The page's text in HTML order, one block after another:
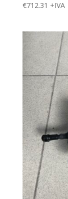
€712.31 +IVA